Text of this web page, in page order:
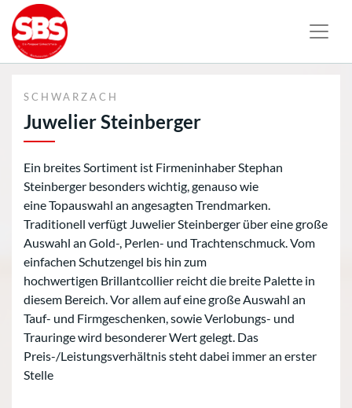
SCHWARZACH
Juwelier Steinberger
Ein breites Sortiment ist Firmeninhaber Stephan
Steinberger besonders wichtig, genauso wie
eine Topauswahl an angesagten Trendmarken.
Traditionell verfügt Juwelier Steinberger über eine große
Auswahl an Gold-, Perlen- und Trachtenschmuck. Vom
einfachen Schutzengel bis hin zum
hochwertigen Brillantcollier reicht die breite Palette in
diesem Bereich. Vor allem auf eine große Auswahl an
Tauf- und Firmgeschenken, sowie Verlobungs- und
Trauringe wird besonderer Wert gelegt. Das
Preis-/Leistungsverhältnis steht dabei immer an erster
Stelle